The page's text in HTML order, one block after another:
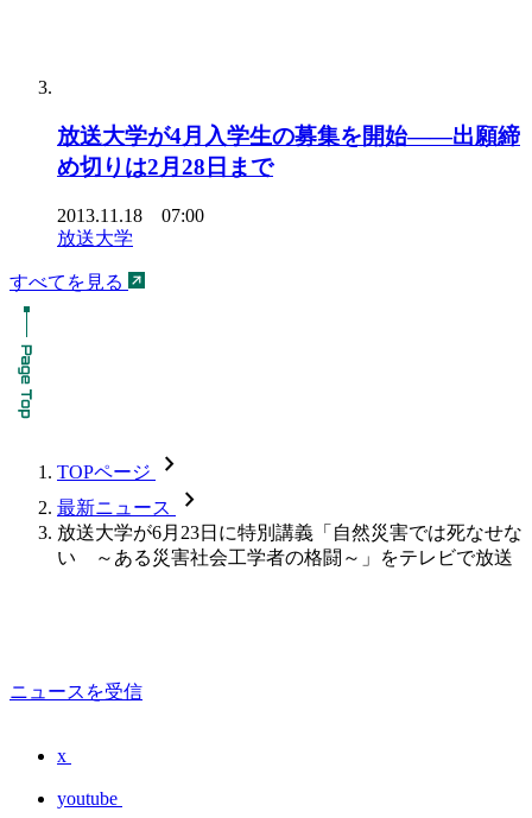
放送大学が4月入学生の募集を開始――出願締
め切りは2月28日まで
2013.11.18 07:00
放送大学
すべてを見る
TOPページ chevron_forward
最新ニュース chevron_forward
放送大学が6月23日に特別講義「自然災害では死なせな
い ～ある災害社会工学者の格闘～」をテレビで放送
ニュースを受信
x
youtube